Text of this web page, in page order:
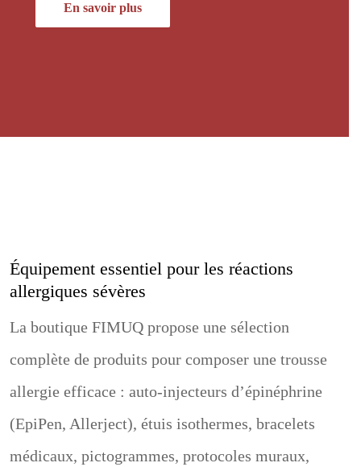
En savoir plus
Équipement essentiel pour les réactions
allergiques sévères
La boutique FIMUQ propose une sélection
complète de produits pour composer une trousse
allergie efficace : auto-injecteurs d’épinéphrine
(EpiPen, Allerject), étuis isothermes, bracelets
médicaux, pictogrammes, protocoles muraux,